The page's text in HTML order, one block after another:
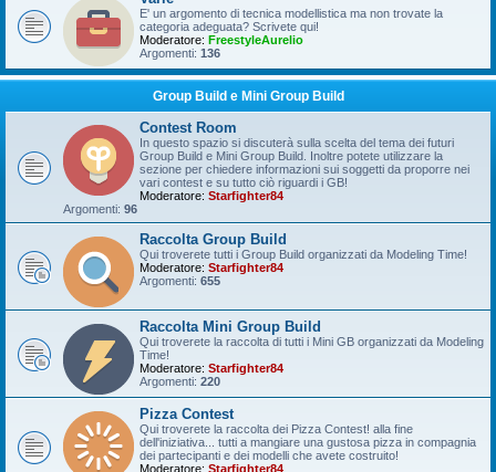
E' un argomento di tecnica modellistica ma non trovate la
categoria adeguata? Scrivete qui!
Moderatore: FreestyleAurelio
Argomenti: 136
Group Build e Mini Group Build
Contest Room
In questo spazio si discuterà sulla scelta del tema dei futuri
Group Build e Mini Group Build. Inoltre potete utilizzare la
sezione per chiedere informazioni sui soggetti da proporre nei
vari contest e su tutto ciò riguardi i GB!
Moderatore: Starfighter84
Argomenti: 96
Raccolta Group Build
Qui troverete tutti i Group Build organizzati da Modeling Time!
Moderatore: Starfighter84
Argomenti: 655
Raccolta Mini Group Build
Qui troverete la raccolta di tutti i Mini GB organizzati da Modeling
Time!
Moderatore: Starfighter84
Argomenti: 220
Pizza Contest
Qui troverete la raccolta dei Pizza Contest! alla fine
dell'iniziativa... tutti a mangiare una gustosa pizza in compagnia
dei partecipanti e dei modelli che avete costruito!
Moderatore: Starfighter84